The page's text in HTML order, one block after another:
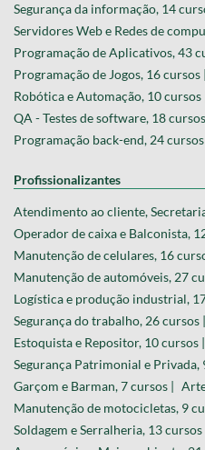
Segurança da informação, 14
Servidores Web e Redes de
Programação de Aplicativos, 43
Programação de Jogos, 16 cursos |
Robótica e Automação, 10 cursos
QA - Testes de software, 18
Programação back-end, 24
Profissionalizantes
Atendimento ao cliente,
Operador de caixa e Balconista,
Manutenção de celulares, 16
Manutenção de automóveis, 27
Logística e produção industrial,
Segurança do trabalho, 26 cursos |
Estoquista e Repositor, 10 cursos |
Segurança Patrimonial e Privada,
Garçom e Barman, 7 cursos |
Manutenção de motocicletas, 9
Soldagem e Serralheria, 13 cursos